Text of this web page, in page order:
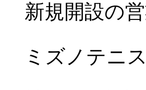
新規開設の
ミズノテニ